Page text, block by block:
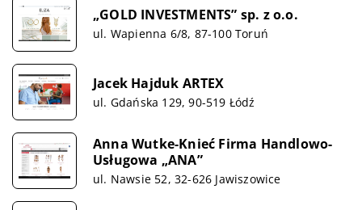
„GOLD INVESTMENTS” sp. z o.o.
ul. Wapienna 6/8, 87-100 Toruń
Jacek Hajduk ARTEX
ul. Gdańska 129, 90-519 Łódź
Anna Wutke-Knieć Firma Handlowo-
Usługowa „ANA”
ul. Nawsie 52, 32-626 Jawiszowice